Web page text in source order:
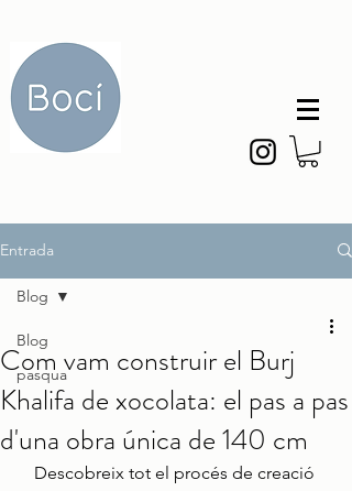
Entrada
Blog
pasqua
Blog
Com vam construir el Burj
Khalifa de xocolata: el pas a pas
d'una obra única de 140 cm
Descobreix tot el procés de creació